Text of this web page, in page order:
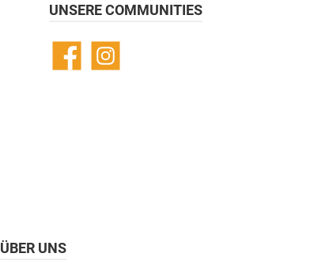
UNSERE COMMUNITIES
FacebookInstagram
ÜBER UNS